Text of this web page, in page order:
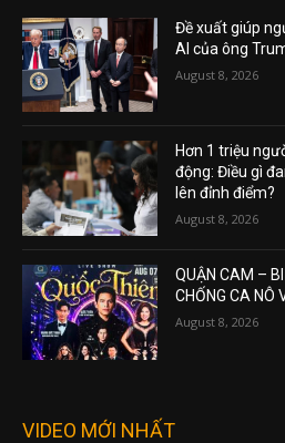
Đề xuất giúp
AI của ông
August 8, 2026
Hơn 1 triệu
động: Điều gì
lên đỉnh điểm?
August 8, 2026
QUẬN CAM –
CHỐNG CA NÔ
August 8, 2026
VIDEO MỚI NHẤT